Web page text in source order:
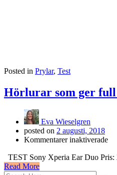
Posted in Prylar, Test
Hörlurar som ger
Eva Wieselgren
posted on 2 augusti, 2018
Kommentarer inaktiveradeför
TEST Sony Xperia Ear Duo
Read More